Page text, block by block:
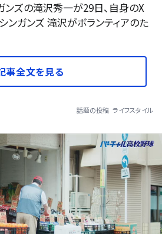
ンズの滝沢秀一が29日、自身のX
ンガンズ 滝沢がボランティアのた
事全文を見る
話題の投稿 ライフスタイル